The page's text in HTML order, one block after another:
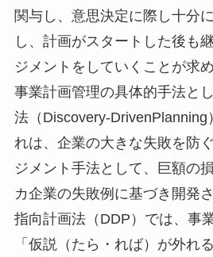
関与し、意思決定に際し十分
し、計画がスタートした後も
ジメントをしていくことが求
事業計画管理の具体的手法と
法（Discovery-DrivenPlanning
れは、企業の大きな失敗を防
ジメント手法として、巨額の
カ企業の失敗例に基づき開発
指向計画法（DDP）では、事
「仮説（たら・れば）が外れ